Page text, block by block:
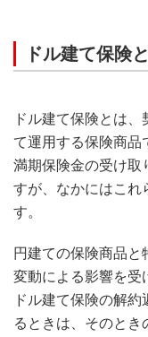
ドル建て保険
ドル建て保険とは
て運用する保険商品
満期保険金の受け取
すが、なかにはこれ
す。
円建ての保険商品
変動による影響を受
ドル建て保険の解
るときは、そのと